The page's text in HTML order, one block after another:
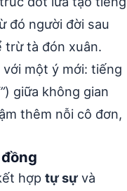
đó người đời sau
trừ tà đón xuân.
một ý mới: tiếng
) giữa không gian
thêm nỗi cô đơn,
hợp tự sự và